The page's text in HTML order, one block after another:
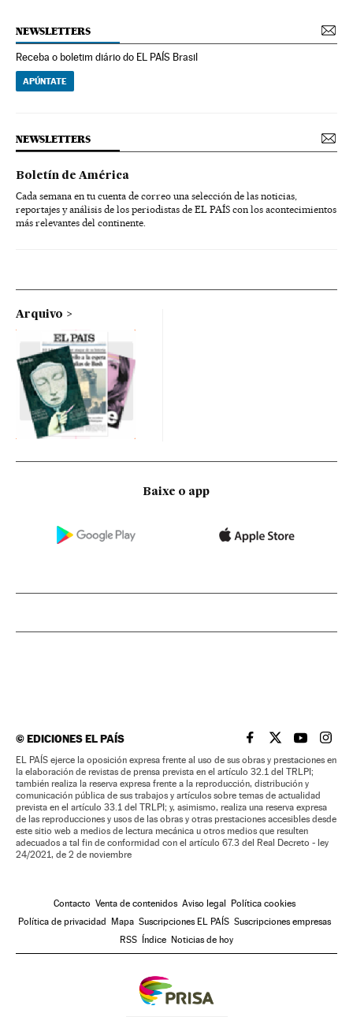
NEWSLETTERS
Receba o boletim diário do EL PAÍS Brasil
APÚNTATE
NEWSLETTERS
Boletín de América
Cada semana en tu cuenta de correo una selección de las noticias,
reportajes y análisis de los periodistas de EL PAÍS con los acontecimientos
más relevantes del continente.
Arquivo
Baixe o app
©EDICIONES EL PAÍS EL PAÍS BRASIL EN
EL PAÍSEL PAÍS
EL
EL PAÍS ejerce la oposición expresa frente al uso de sus obras y prestaciones en
la elaboración de revistas de prensa prevista en el artículo 32.1 del TRLPI;
también realiza la reserva expresa frente a la reproducción, distribución y
comunicación pública de sus trabajos y artículos sobre temas de actualidad
prevista en el artículo 33.1 del TRLPI; y, asimismo, realiza una reserva expresa
de las reproducciones y usos de las obras y otras prestaciones accesibles desde
este sitio web a medios de lectura mecánica u otros medios que resulten
adecuados a tal fin de conformidad con el artículo 67.3 del Real Decreto - ley
24/2021, de 2 de noviembre
Contacto Venta de contenidos Aviso legal
Política cookies
Política de privacidad
Mapa Suscripciones EL PAÍS Suscripciones empresas
RSS
Índice Noticias de hoy